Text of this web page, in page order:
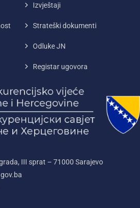
Izvještaji
Strateški dokumenti
Odluke JN
Registar ugovora
III sprat – 71000‌ Sarajevo